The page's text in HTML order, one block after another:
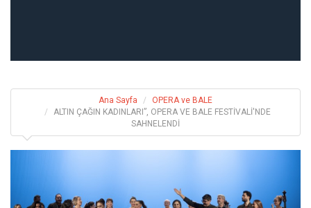
Ana Sayfa
OPERA ve BALE
ALTIN ÇAĞIN KADINLARI”, OPERA VE BALE FESTİVALİ'NDE
SAHNELENDİ